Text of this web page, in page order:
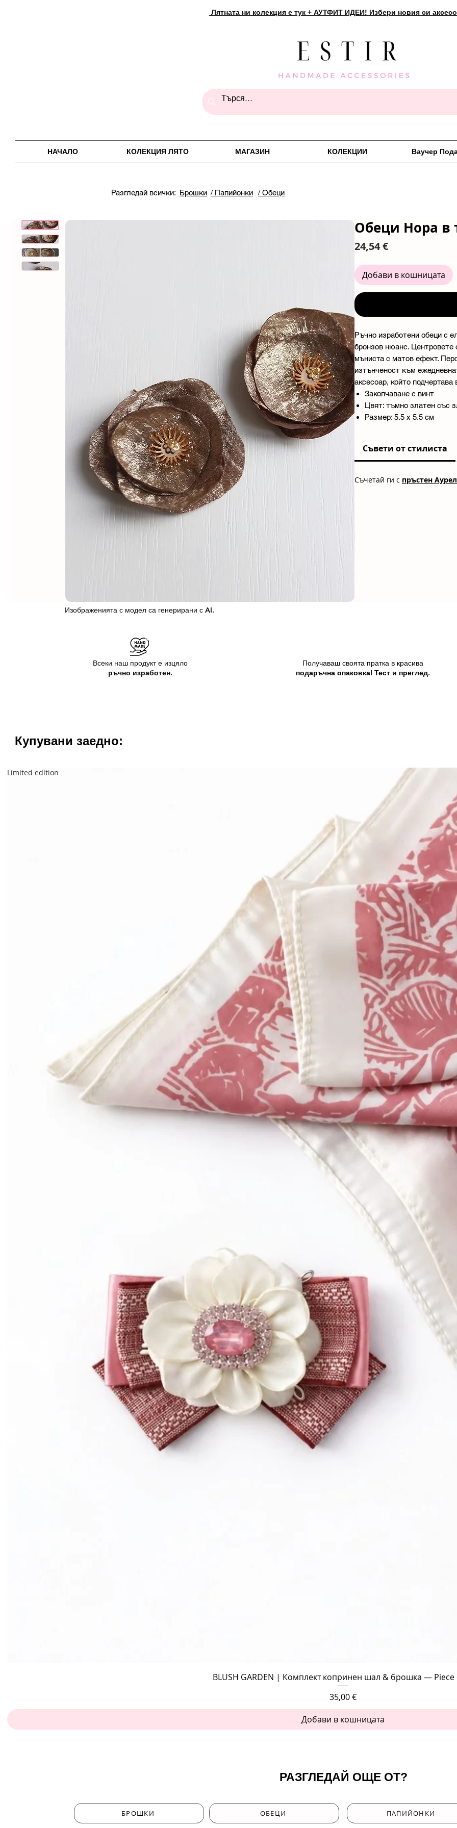
Лятната ни колекция е тук + АУТФИТ ИДЕИ! Избери новия си
НАЧАЛО КОЛЕКЦИЯ ЛЯТО МАГАЗИН КОЛЕКЦИИ Ваучер
Разгледай всички: Брошки / Папийонки / Обеци
Обеци Нора в
24,54 €Цена
Добави в кошницата
Ръчно изработени обеци с
бронзов нюанс. Центровете
мъниста с матов ефект.
изтънченост към
аксесоар, който
Закопчаване с винт
Цвят: тъмно златен със
Размер: 5.5 х 5.5 см
Съвети от стилиста
Съчетай ги с пръстен
Изображенията с модел са генерирани с AI.
Всеки наш продукт е изцяло
ръчно изработен.
Получаваш своята пратка в красива
подаръчна опаковка! Тест и преглед.
Купувани заедно:
Бърз преглед
Limited edition
BLUSH GARDEN | Комплект копринен шал & брошка — Piece
Цена
35,00 €
Добави в кошницата
РАЗГЛЕДАЙ ОЩЕ ОТ?
БРОШКИ ОБЕЦИ ПАПИЙОНКИ